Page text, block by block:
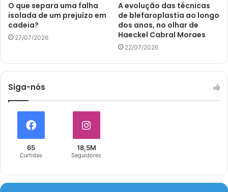
O que separa uma falha
isolada de um prejuízo em
cadeia?
27/07/2026
A evolução das técnicas
de blefaroplastia ao longo
dos anos, no olhar de
Haeckel Cabral Moraes
22/07/2026
Siga-nós
65
Curtidas
18,5M
Seguidores